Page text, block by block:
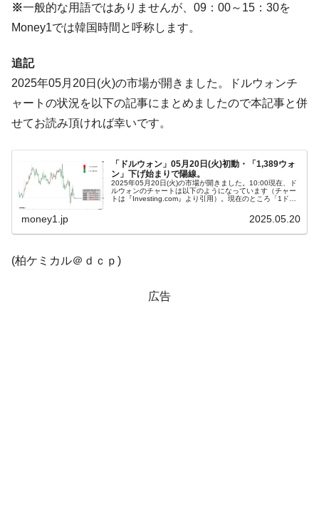
『Money1』
韓国政府「2035年までに18.4GW規模のAIデ
ータセンター整備」⇒ だから無理だってば。
『Money1』
ほぼ終わった」
発。
韓国政府「ニセＫ-ブランドを通報しようキ
ャンペーン」⇒ あの名物教授も登場！
『Money1』
韓国「橋が落ちました」⇒ 耐久性「なさす
ぎ」では。
『Money1』
韓国鉄鋼最大手『POSCO』ズブズブ沈む。
営業利益80.2％も減少
にぶん殴る法案」提出！⇒ クーパン問題は合衆国企業に対
韓国ボンクラ政策室長･金容範、株価暴落に
※一般的な用語ではありませんが、09：00～15：30を
Money1では韓国時間と呼称します。
追記
2025年05月20日(火)の市場が開きました。ドルウォンチ
ャートの状況を以下の記事にまとめましたので本記事と併
せてお読み頂ければ幸いです。
「ドルウォン」05月20日(火)初動・「1,389ウォ
ン」下げ始まりで陽線。
2025年05月20日(火)の市場が開きました。10:00現在、ド
ルウォンのチャートは以下のようになっています（チャー
トは『Investing.com』より引用）。現在のところ「1ドル
money1.jp 2025.05.20
(柏ケミカル＠ｄｃｐ)
広告